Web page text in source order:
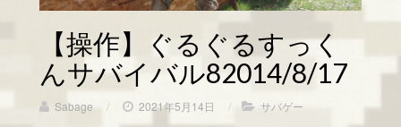
【操作】ぐるぐるすっく
んサバイバル82014/8/17
Sabage / 2021年5月14日 / サバゲー